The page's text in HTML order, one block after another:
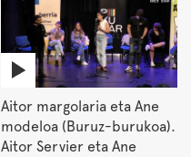
Aitor margolaria eta Ane
modeloa (Buruz-burukoa).
Aitor Servier eta Ane